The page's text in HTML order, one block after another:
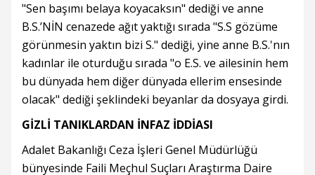
"Sen başımı belaya koyacaksın" dediği ve anne
B.S.’NİN cenazede ağıt yaktığı sırada "S.S gözüme
görünmesin yaktın bizi S." dediği, yine anne B.S.'nın
kadınlar ile oturduğu sırada "o E.S. ve ailesinin hem
bu dünyada hem diğer dünyada ellerim ensesinde
olacak" dediği şeklindeki beyanlar da dosyaya girdi.
GİZLİ TANIKLARDAN İNFAZ İDDİASI
Adalet Bakanlığı Ceza İşleri Genel Müdürlüğü
bünyesinde Faili Meçhul Suçları Araştırma Daire